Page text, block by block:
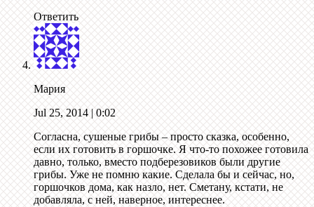
Ответить
Мария
Jul 25, 2014| 0:02
Согласна, сушеные грибы – просто сказка, особенно,
если их готовить в горшочке. Я что-то похожее готовила
давно, только, вместо подберезовиков были другие
грибы. Уже не помню какие. Сделала бы и сейчас, но,
горшочков дома, как назло, нет. Сметану, кстати, не
добавляла, с ней, наверное, интереснее.